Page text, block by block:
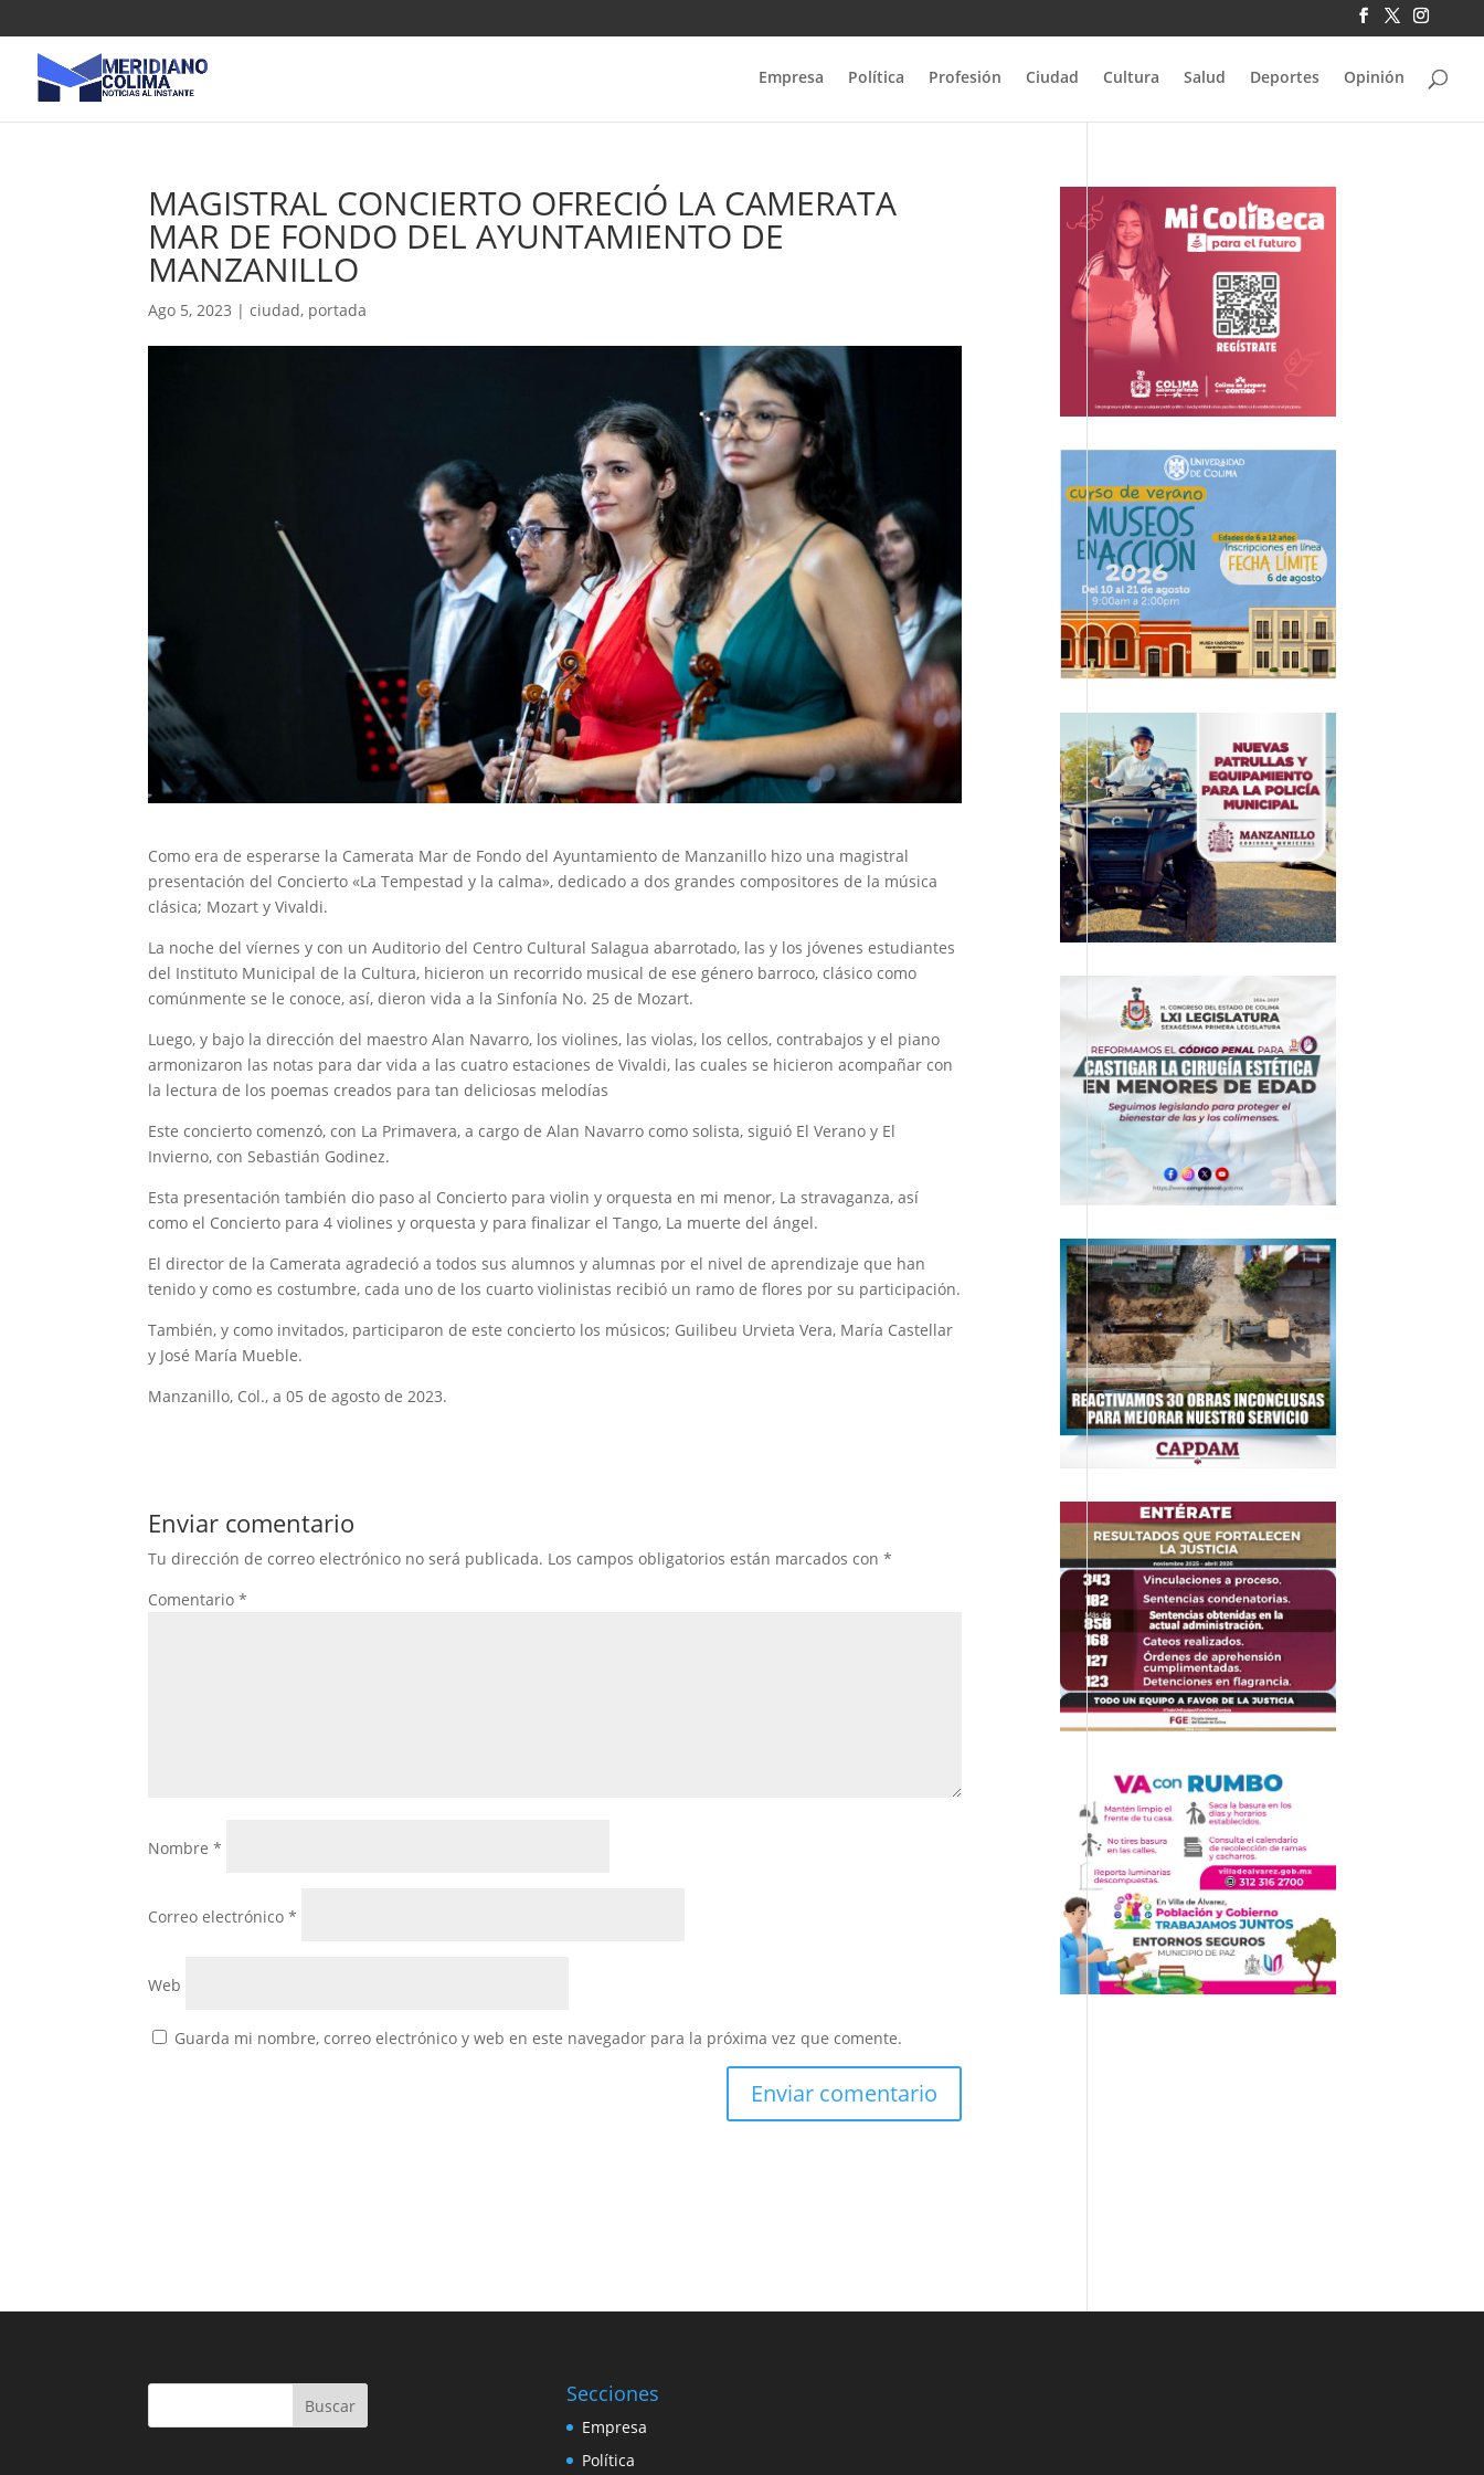
Empresa Política Profesión Ciudad Cultura Salud Deportes Opinión
MAGISTRAL CONCIERTO OFRECIÓ LA CAMERATA
MAR DE FONDO DEL AYUNTAMIENTO DE
MANZANILLO
Ago 5, 2023 |ciudad, portada
Como era de esperarse la Camerata Mar de Fondo del Ayuntamiento de Manzanillo hizo una magistral
presentación del Concierto «La Tempestad y la calma», dedicado a dos grandes compositores de la música
clásica; Mozart y Vivaldi.
La noche del víernes y con un Auditorio del Centro Cultural Salagua abarrotado, las y los jóvenes estudiantes
del Instituto Municipal de la Cultura, hicieron un recorrido musical de ese género barroco, clásico como
comúnmente se le conoce, así, dieron vida a la Sinfonía No. 25 de Mozart.
Luego, y bajo la dirección del maestro Alan Navarro, los violines, las violas, los cellos, contrabajos y el piano
armonizaron las notas para dar vida a las cuatro estaciones de Vivaldi, las cuales se hicieron acompañar con
la lectura de los poemas creados para tan deliciosas melodías
Este concierto comenzó, con La Primavera, a cargo de Alan Navarro como solista, siguió El Verano y El
Invierno, con Sebastián Godinez.
Esta presentación también dio paso al Concierto para violin y orquesta en mi menor, La stravaganza, así
como el Concierto para 4 violines y orquesta y para finalizar el Tango, La muerte del ángel.
El director de la Camerata agradeció a todos sus alumnos y alumnas por el nivel de aprendizaje que han
tenido y como es costumbre, cada uno de los cuarto violinistas recibió un ramo de flores por su participación.
También, y como invitados, participaron de este concierto los músicos; Guilibeu Urvieta Vera, María Castellar
y José María Mueble.
Manzanillo, Col., a 05 de agosto de 2023.
Enviar comentario
Tu dirección de correo electrónico no será publicada. Los campos obligatorios están marcados con*
Comentario*
Nombre*
Correo electrónico*
Web
Guarda mi nombre, correo electrónico y web en este navegador para la próxima vez que comente.
Buscar Secciones
Empresa
Política